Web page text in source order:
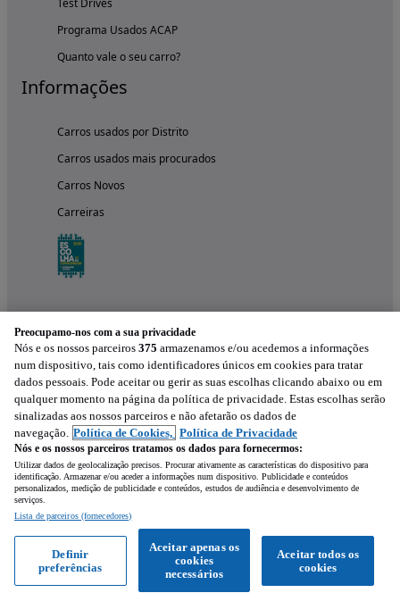
Ligar WhatsApp
Test Drives
Programa Usados ACAP
Quanto vale o seu carro?
Informações
Carros usados por Distrito
Carros usados mais procurados
Carros Novos
Carreiras
Experimenta a aplicação
Preocupamo-nos com a sua privacidade
Nós e os nossos parceiros 375 armazenamos e/ou acedemos a informações
num dispositivo, tais como identificadores únicos em cookies para tratar
dados pessoais. Pode aceitar ou gerir as suas escolhas clicando abaixo ou em
qualquer momento na página da política de privacidade. Estas escolhas serão
sinalizadas aos nossos parceiros e não afetarão os dados de
navegação. Política de Cookies, Política de Privacidade
Nós e os nossos parceiros tratamos os dados para fornecermos:
Utilizar dados de geolocalização precisos. Procurar ativamente as características do dispositivo para
identificação. Armazenar e/ou aceder a informações num dispositivo. Publicidade e conteúdos
personalizados, medição de publicidade e conteúdos, estudos de audiência e desenvolvimento de
serviços.
Lista de parceiros (fornecedores)
Aceitar todos os
cookies
Aceitar apenas os
cookies
necessários
Definir
preferências